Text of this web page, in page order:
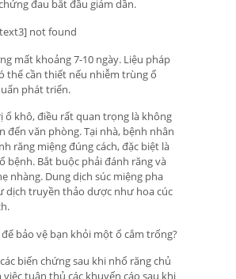
đau bắt đầu giảm dần.
not found
mất khoảng 7-10 ngày. Liệu pháp
thể cần thiết nếu nhiễm trùng ổ
phát triển.
ổ khô, điều rất quan trọng là không
đến văn phòng. Tại nhà, bệnh nhân
răng miệng đúng cách, đặc biệt là
bệnh. Bắt buộc phải đánh răng và
nhàng. Dung dịch súc miệng pha
dịch truyền thảo dược như hoa cúc
bảo vệ bạn khỏi một ổ cắm trống?
biến chứng sau khi nhổ răng chủ
tuân thủ các khuyến cáo sau khi